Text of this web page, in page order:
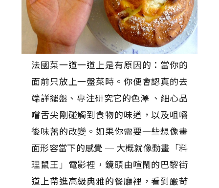
法國菜一道一道上是有原因的：當你的
面前只放上一盤菜時。你便會認真的去
端詳擺盤、專注研究它的色澤 、細心品
嚐舌尖剛碰觸到食物的味道，以及咀嚼
後味蕾的改變。如果你需要一些想像畫
面形容當下的感覺 ─ 大概就像動畫「料
理鼠王」電影裡，鏡頭由喧鬧的巴黎街
道上帶進高級典雅的餐廳裡，看到嚴苛